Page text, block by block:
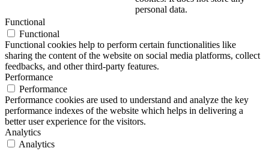
personal data.
Functional
Functional
Functional cookies help to perform certain functionalities like
sharing the content of the website on social media platforms, collect
feedbacks, and other third-party features.
Performance
Performance
Performance cookies are used to understand and analyze the key
performance indexes of the website which helps in delivering a
better user experience for the visitors.
Analytics
Analytics